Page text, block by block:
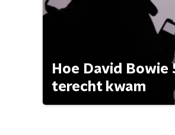
Hoe David Bowie
terecht kwam